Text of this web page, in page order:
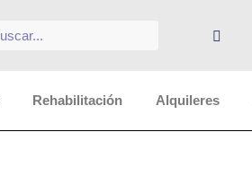
Rehabilitación Alquileres